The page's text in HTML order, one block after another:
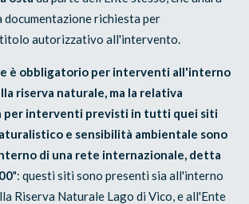
richiesta per
autorizzativo all'intervento.
è obbligatorio per interventi all'interno
riserva naturale, ma la relativa
per interventi previsti in tutti quei siti
e sensibilità ambientale sono
di una rete internazionale, detta
": questi siti sono presenti sia all'interno
Riserva Naturale Lago di Vico, e all'Ente